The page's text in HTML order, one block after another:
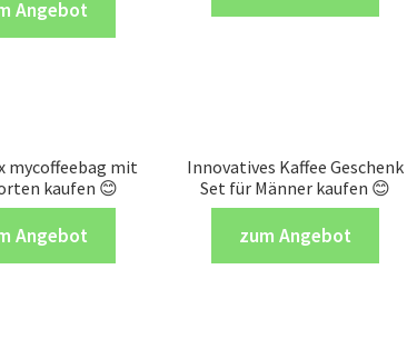
Angebot
mycoffeebag mit
kaufen 😊
Angebot
Innovatives Kaffee Geschenk
Set für Männer kaufen 😊
zum Angebot